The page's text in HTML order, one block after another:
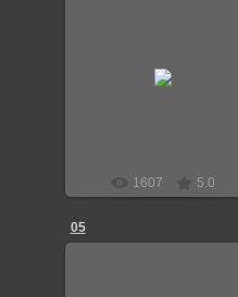
1607 5.0
05